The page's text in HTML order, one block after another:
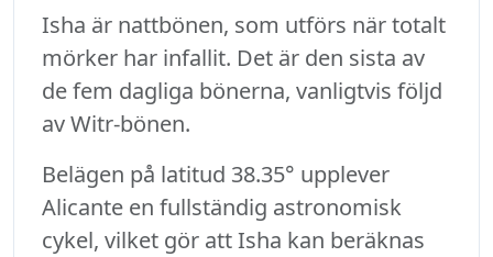
Isha är nattbönen, som utförs när totalt
mörker har infallit. Det är den sista av
de fem dagliga bönerna, vanligtvis följd
av Witr-bönen.
Belägen på latitud 38.35° upplever
Alicante en fullständig astronomisk
cykel, vilket gör att Isha kan beräknas